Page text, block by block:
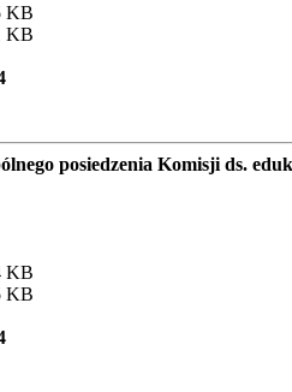
KB
KB
posiedzenia Komisji ds.
KB
KB